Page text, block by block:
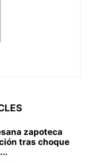
zapoteca
tras choque